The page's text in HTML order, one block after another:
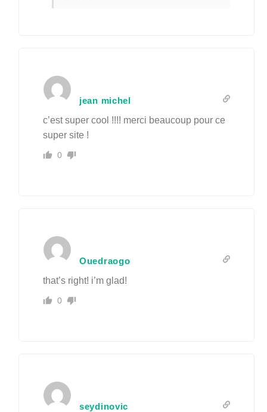
jean michel
c’est super cool !!!! merci beaucoup pour ce
super site !
0
Ouedraogo
that’s right! i’m glad!
0
seydinovic